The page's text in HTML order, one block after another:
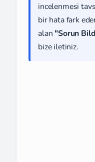
incelenmesi
bir hata fark
alan "Sorun
bize iletiniz.